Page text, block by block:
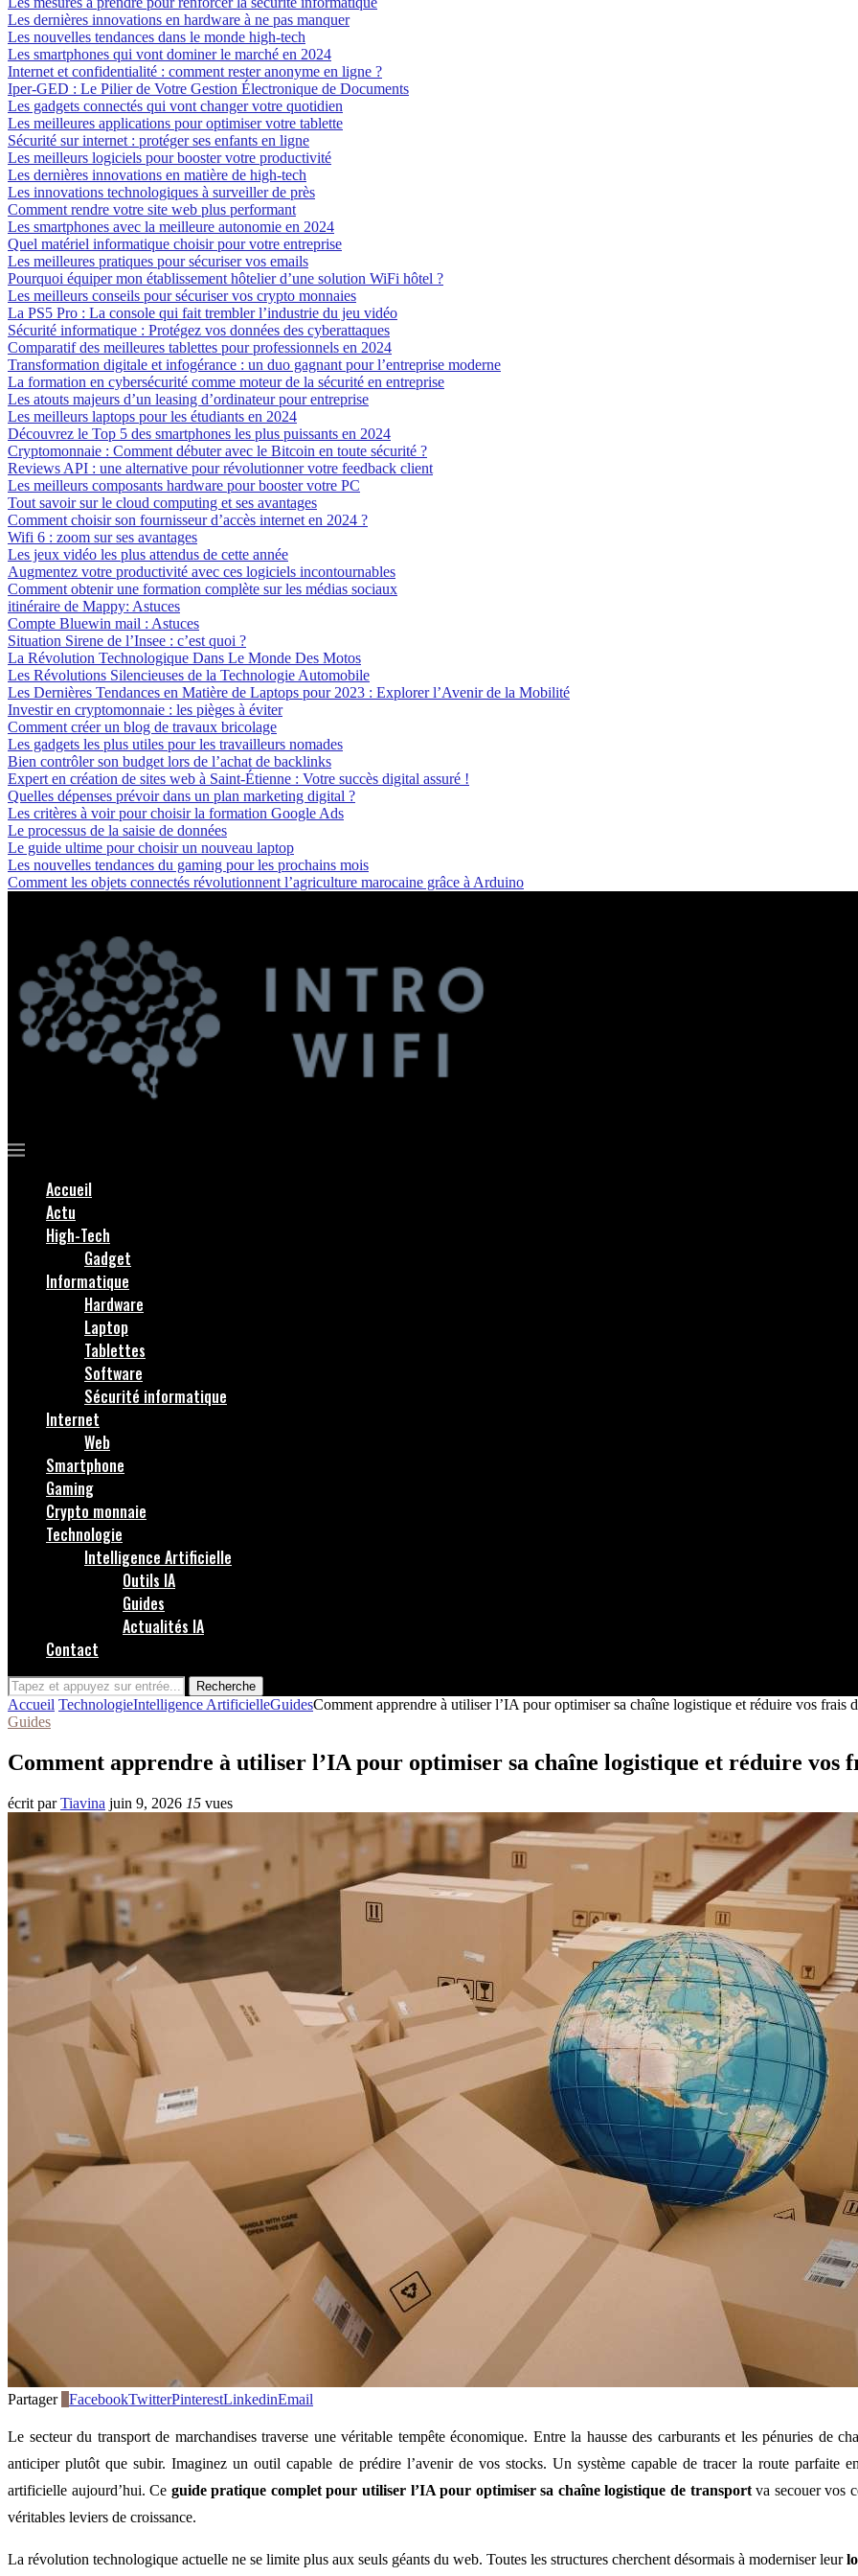
Les dernières innovations en hardware à ne pas manquer
Les nouvelles tendances dans le monde high-tech
Les smartphones qui vont dominer le marché en 2024
Internet et confidentialité : comment rester anonyme en ligne ?
Iper-GED : Le Pilier de Votre Gestion Électronique de Documents
Les gadgets connectés qui vont changer votre quotidien
Les meilleures applications pour optimiser votre tablette
Sécurité sur internet : protéger ses enfants en ligne
Les meilleurs logiciels pour booster votre productivité
Les dernières innovations en matière de high-tech
Les innovations technologiques à surveiller de près
Comment rendre votre site web plus performant
Les smartphones avec la meilleure autonomie en 2024
Quel matériel informatique choisir pour votre entreprise
Les meilleures pratiques pour sécuriser vos emails
Pourquoi équiper mon établissement hôtelier d’une solution WiFi hôtel ?
Les meilleurs conseils pour sécuriser vos crypto monnaies
La PS5 Pro : La console qui fait trembler l’industrie du jeu vidéo
Sécurité informatique : Protégez vos données des cyberattaques
Comparatif des meilleures tablettes pour professionnels en 2024
Transformation digitale et infogérance : un duo gagnant pour l’entreprise moderne
La formation en cybersécurité comme moteur de la sécurité en entreprise
Les atouts majeurs d’un leasing d’ordinateur pour entreprise
Les meilleurs laptops pour les étudiants en 2024
Découvrez le Top 5 des smartphones les plus puissants en 2024
Cryptomonnaie : Comment débuter avec le Bitcoin en toute sécurité ?
Reviews API : une alternative pour révolutionner votre feedback client
Les meilleurs composants hardware pour booster votre PC
Tout savoir sur le cloud computing et ses avantages
Comment choisir son fournisseur d’accès internet en 2024 ?
Wifi 6 : zoom sur ses avantages
Les jeux vidéo les plus attendus de cette année
Augmentez votre productivité avec ces logiciels incontournables
Comment obtenir une formation complète sur les médias sociaux
itinéraire de Mappy: Astuces
Compte Bluewin mail : Astuces
Situation Sirene de l’Insee : c’est quoi ?
La Révolution Technologique Dans Le Monde Des Motos
Les Révolutions Silencieuses de la Technologie Automobile
Les Dernières Tendances en Matière de Laptops pour 2023 : Explorer l’Avenir de la Mobilité
Investir en cryptomonnaie : les pièges à éviter
Comment créer un blog de travaux bricolage
Les gadgets les plus utiles pour les travailleurs nomades
Bien contrôler son budget lors de l’achat de backlinks
Expert en création de sites web à Saint-Étienne : Votre succès digital assuré !
Quelles dépenses prévoir dans un plan marketing digital ?
Les critères à voir pour choisir la formation Google Ads
Le processus de la saisie de données
Le guide ultime pour choisir un nouveau laptop
Les nouvelles tendances du gaming pour les prochains mois
Comment les objets connectés révolutionnent l’agriculture marocaine grâce à Arduino
Accueil
Actu
High-Tech
Gadget
Informatique
Hardware
Laptop
Tablettes
Software
Sécurité informatique
Internet
Web
Smartphone
Gaming
Crypto monnaie
Technologie
Intelligence Artificielle
Outils IA
Guides
Actualités IA
Contact
Recherche
Accueil TechnologieIntelligence ArtificielleGuidesComment apprendre à utiliser l’IA pour optimiser sa chaîne logistique et réduire vos frais
Guides
Comment apprendre à utiliser l’IA pour optimiser sa chaîne logistique et réduire vos
écrit parTiavina juin 9, 2026 15 vues
Partager FacebookTwitterPinterestLinkedinEmail
Le secteur du transport de marchandises traverse une véritable tempête économique. Entre la hausse des carburants et les pénuries de
anticiper plutôt que subir. Imaginez un outil capable de prédire l’avenir de vos stocks. Un système capable de tracer la route parfaite
artificielle aujourd’hui. Ce guide pratique complet pour utiliser l’IA pour optimiser sa chaîne logistique de transportva secouer vos
véritables leviers de croissance.
La révolution technologique actuelle ne se limite plus aux seuls géants du web. Toutes les structures cherchent désormais à moderniser leur